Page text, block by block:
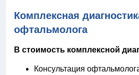
Комплексная
офтальмолога
В стоимость комплексной
Консультация